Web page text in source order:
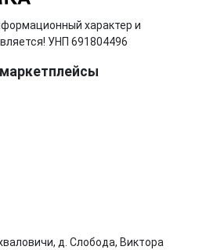
характер и
УНП 691804496
д. Слобода, Виктора